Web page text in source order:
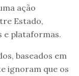
ação
Estado,
e plataformas.
baseados em
ignoram que os